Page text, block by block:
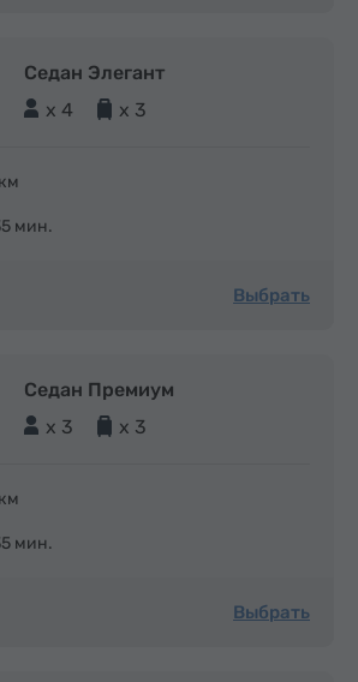
Седан Элегант
x 4
x 3
мин.
Выбрать
Седан Премиум
x 3
x 3
мин.
Выбрать